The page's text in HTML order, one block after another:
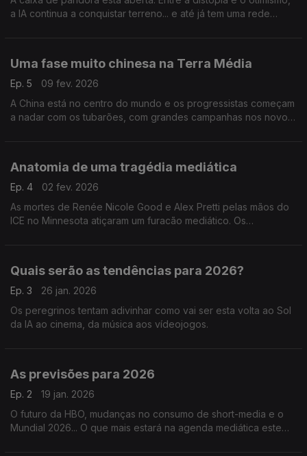
a IA continua a conquistar terreno... e até já tem uma rede
Uma fase muito chinesa na Terra Média
Ep. 5
09 fev. 2026
A China está no centro do mundo e os progressistas começam
a nadar com os tubarões, com grandes campanhas nos novos
Anatomia de uma tragédia mediática
Ep. 4
02 fev. 2026
As mortes de Renée Nicole Good e Alex Pretti pelas mãos do
ICE no Minnesota atiçaram um furacão mediático. Os
Quais serão as tendências para 2026?
Ep. 3
26 jan. 2026
Os peregrinos tentam adivinhar como vai ser esta volta ao Sol
da IA ao cinema, da música aos vídeojogos.
As previsões para 2026
Ep. 2
19 jan. 2026
O futuro da HBO, mudanças no consumo de short-media e o
Mundial 2026... O que mais estará na agenda mediática este